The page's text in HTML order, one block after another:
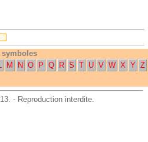
symboles
M N O P Q R S T U V W X Y Z
- Reproduction interdite.